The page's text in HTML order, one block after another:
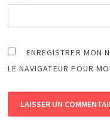
ENREGISTRER MON
LE NAVIGATEUR POUR